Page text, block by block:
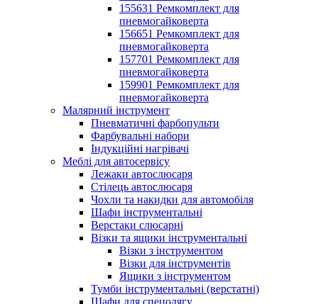
155631 Ремкомплект для
пневмогайковерта
156651 Ремкомплект для
пневмогайковерта
157701 Ремкомплект для
пневмогайковерта
159901 Ремкомплект для
пневмогайковерта
Малярний інструмент
Пневматичні фарбопульти
Фарбувальні набори
Індукційні нагрівачі
Меблі для автосервісу
Лежаки автослюсаря
Стілець автослюсаря
Чохли та накидки для автомобіля
Шафи інструментальні
Верстаки слюсарні
Візки та ящики інструментальні
Візки з інструментом
Візки для інструментів
Ящики з інструментом
Тумби інструментальні (верстатні)
Шафи для спецодягу